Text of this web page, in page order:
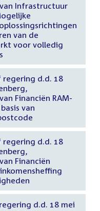
Infrastructuur
van de
voor volledig
regering d.d. 18
Financiën RAM-
van
regering d.d. 18
Financiën
d.d. 18 mei